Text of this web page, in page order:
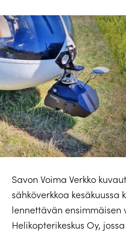
Savon Voima Verkko
sähköverkkoa kesäkuussa
lennettävän ensimmäisen
Helikopterikeskus Oy,